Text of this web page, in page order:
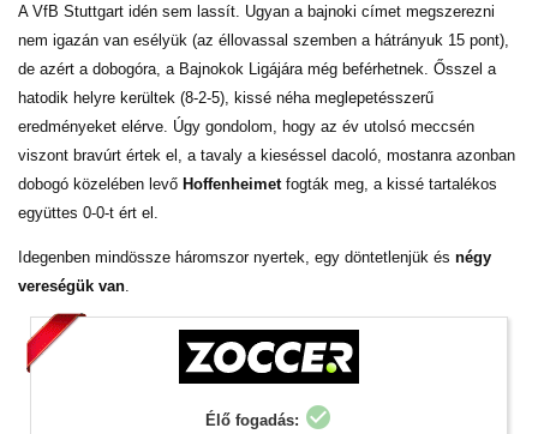
A VfB Stuttgart idén sem lassít. Ugyan a bajnoki címet megszerezni
nem igazán van esélyük (az éllovassal szemben a hátrányuk 15 pont),
de azért a dobogóra, a Bajnokok Ligájára még beférhetnek. Ősszel a
hatodik helyre kerültek (8-2-5), kissé néha meglepetésszerű
eredményeket elérve. Úgy gondolom, hogy az év utolsó meccsén
viszont bravúrt értek el, a tavaly a kieséssel dacoló, mostanra azonban
dobogó közelében levő Hoffenheimetfogták meg, a kissé tartalékos
együttes 0-0-t ért el.
Idegenben mindössze háromszor nyertek, egy döntetlenjük és négy
vereségük van.
Élő fogadás: check_circle